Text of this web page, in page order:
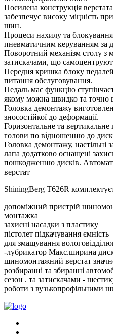
Посилена конструкція
забезпечує високу міцність
шин.
Процеси нахилу та
пневматичним керуванням за
Поворотний механізм столу з
затискачами, що
Передня кришка блоку
питання обслуговування.
Педаль має функцію
якому можна швидко та точно
Головка демонтажу
зносостійкої до деформації.
Горизонтальне та
голови по відношенню до
Головка демонтажу, настільні
лапа додатково оснащені
пошкодженню дисків.
верстат
ShiningBerg T626R
допоміжний пристрій
монтажка
захисні насадки з пластику
пістолет підкачування ємність
для змащування
-лубрикатор Макс.ширина
шиномонтажний верстат
розбиранні та збиранні
сезон . та затискачами -
роботи з вузькопрофільними